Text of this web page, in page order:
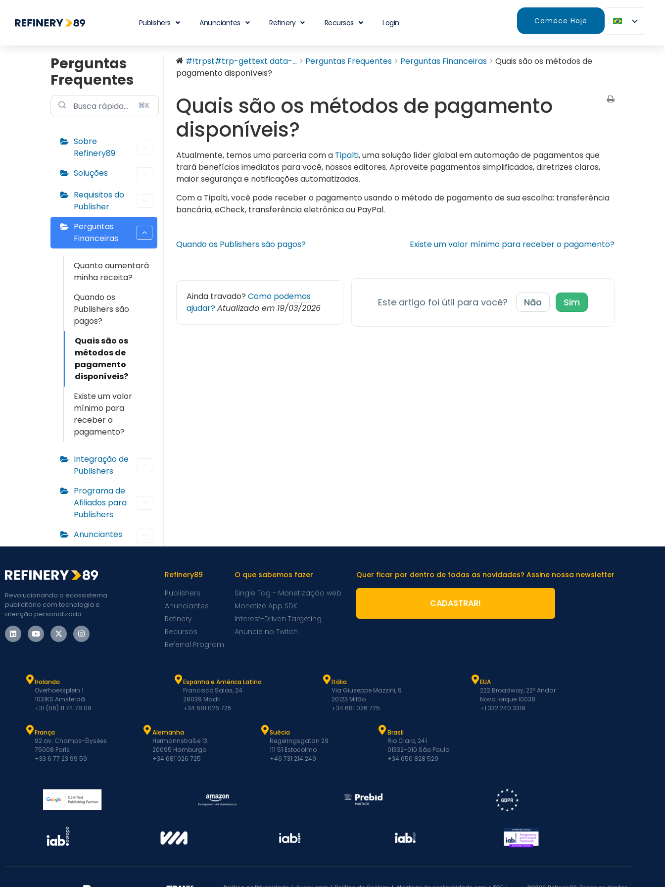
Publishers Anunciantes Refinery Recursos Login Comece Hoje
Perguntas
Frequentes
⌘K
Sobre
Refinery89
Soluções
Requisitos do
Publisher
Perguntas
Financeiras
Quanto aumentará
minha receita?
Quando os
Publishers são
pagos?
Quais são os
métodos de
pagamento
disponíveis?
Existe um valor
mínimo para
receber o
pagamento?
Integração de
Publishers
Programa de
Afiliados para
Publishers
Anunciantes
#!trpst#trp-gettext data-... Perguntas Frequentes Perguntas Financeiras
Quais são os métodos de
pagamento disponíveis?
Quais são os métodos de pagamento
disponíveis?
Atualmente, temos uma parceria com a Tipalti, uma solução líder global em automação de pagamentos que
trará benefícios imediatos para você, nossos editores. Aproveite pagamentos simplificados, diretrizes claras,
maior segurança e notificações automatizadas.
Com a Tipalti, você pode receber o pagamento usando o método de pagamento de sua escolha: transferência
bancária, eCheck, transferência eletrônica ou PayPal.
Quando os Publishers são pagos? Existe um valor mínimo para receber o pagamento?
Ainda travado? Como podemos
ajudar?Atualizado em 19/03/2026 Este artigo foi útil para você? Não Sim
Revolucionando o ecossistema
publicitário com tecnologia e
atenção personalizada.
Refinery89
Publishers
Anunciantes
Refinery
Recursos
Referral Program
O que sabemos fazer
Single Tag - Monetização web
Monetize App SDK
Interest-Driven Targeting
Anuncie no Twitch
Quer ficar por dentro de todas as novidades? Assine nossa newsletter
CADASTRAR!
Holanda
Overhoeksplein 1
1031KS Amsterdã
+31 (06) 11 74 78 09
Espanha e América Latina
Francisco Salas, 24
28039 Madri
+34 681 026 725
Itália
Via Giuseppe Mazzini, 9
20123 Milão
+34 681 026 725
EUA
222 Broadway, 22º Andar
Nova Iorque 10038
+1 332 240 3319
França
92 av. Champs-Élysées
75008 Paris
+33 6 77 23 99 59
Alemanha
Hermannstraße 13
20095 Hamburgo
+34 681 026 725
Suécia
Regeringsgatan 29
111 51 Estocolmo
+46 731 214 249
Brasil
Rio Claro, 241
01332-010 São Paulo
+34 650 828 529